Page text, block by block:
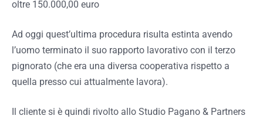
oltre 150.000,00 euro
Ad oggi quest’ultima procedura risulta estinta avendo
l’uomo terminato il suo rapporto lavorativo con il terzo
pignorato (che era una diversa cooperativa rispetto a
quella presso cui attualmente lavora).
Il cliente si è quindi rivolto allo Studio Pagano & Partners